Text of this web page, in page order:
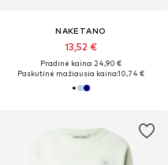
NAKETANO
13,52 €
Pradinė kaina: 24,90 €
Paskutinė mažiausia kaina:10,74 €